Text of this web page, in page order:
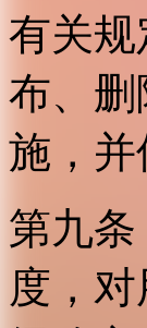
有关
布、
施，并
第九
度，